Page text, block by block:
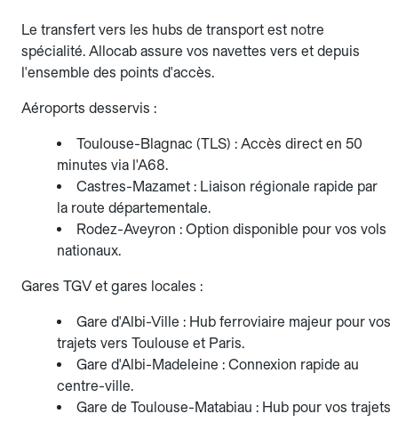
Le transfert vers les hubs de transport est notre
spécialité. Allocab assure vos navettes vers et depuis
l'ensemble des points d'accès.
Aéroports desservis :
Toulouse-Blagnac (TLS) : Accès direct en 50
minutes via l'A68.
Castres-Mazamet : Liaison régionale rapide par
la route départementale.
Rodez-Aveyron : Option disponible pour vos vols
nationaux.
Gares TGV et gares locales :
Gare d'Albi-Ville : Hub ferroviaire majeur pour vos
trajets vers Toulouse et Paris.
Gare d'Albi-Madeleine : Connexion rapide au
centre-ville.
Gare de Toulouse-Matabiau : Hub pour vos trajets